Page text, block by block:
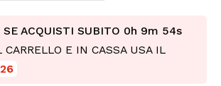
SE ACQUISTI SUBITO 0h 9m 53s
CARRELLO E IN CASSA USA IL